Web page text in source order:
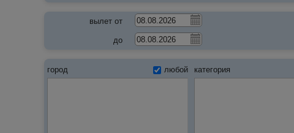
вылет от
до
город любой категория